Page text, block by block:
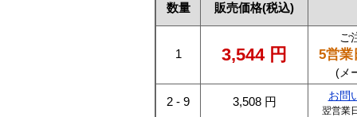
数量 販売価格(税込)
1 3,544 円
ご
5営業
(メ
2 - 9 3,508 円 お問
翌営業